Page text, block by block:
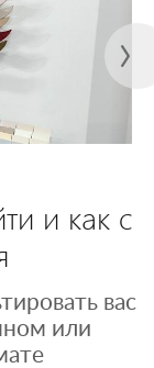
и как с
вас
или